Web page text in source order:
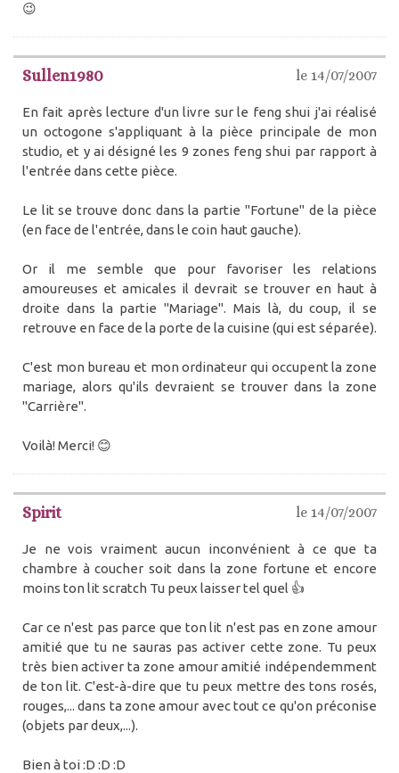
😉
Sullen1980 le 14/07/2007
En fait après lecture d'un livre sur le feng shui j'ai réalisé
un octogone s'appliquant à la pièce principale de mon
studio, et y ai désigné les 9 zones feng shui par rapport à
l'entrée dans cette pièce.
Le lit se trouve donc dans la partie "Fortune" de la pièce
(en face de l'entrée, dans le coin haut gauche).
Or il me semble que pour favoriser les relations
amoureuses et amicales il devrait se trouver en haut à
droite dans la partie "Mariage". Mais là, du coup, il se
retrouve en face de la porte de la cuisine (qui est séparée).
C'est mon bureau et mon ordinateur qui occupent la zone
mariage, alors qu'ils devraient se trouver dans la zone
"Carrière".
Voilà! Merci! 😊
Spirit le 14/07/2007
Je ne vois vraiment aucun inconvénient à ce que ta
chambre à coucher soit dans la zone fortune et encore
moins ton lit scratch Tu peux laisser tel quel 👍
Car ce n'est pas parce que ton lit n'est pas en zone amour
amitié que tu ne sauras pas activer cette zone. Tu peux
très bien activer ta zone amour amitié indépendemment
de ton lit. C'est-à-dire que tu peux mettre des tons rosés,
rouges,... dans ta zone amour avec tout ce qu'on préconise
(objets par deux,...).
Bien à toi :D :D :D